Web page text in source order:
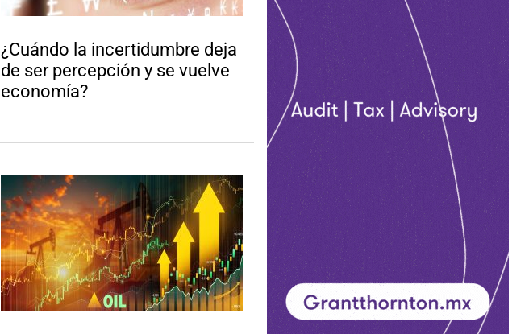
¿Cuándo la incertidumbre deja
de ser percepción y se vuelve
economía?